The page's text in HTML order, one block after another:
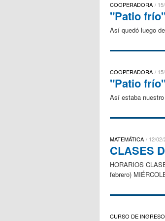
COOPERADORA
"Patio
Así quedó luego
COOPERADORA
"Patio
Así estaba
MATEMÁTICA 12/
CLASES
HORARIOS
febrero)
CURSO DE INGRESO